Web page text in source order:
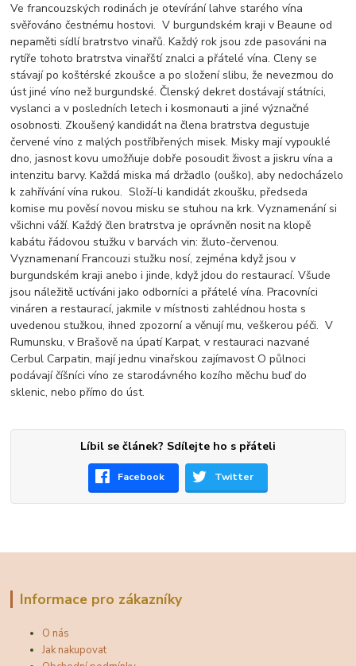
Ve francouzských rodinách je otevírání lahve starého vína
svěřováno čestnému hostovi. V burgundském kraji v Beaune od
nepaměti sídlí bratrstvo vinařů. Každý rok jsou zde pasováni na
rytíře tohoto bratrstva vinařští znalci a přátelé vína. Cleny se
stávají po koštérské zkoušce a po složení slibu, že nevezmou do
úst jiné víno než burgundské. Členský dekret dostávají státníci,
vyslanci a v posledních letech i kosmonauti a jiné význačné
osobnosti. Zkoušený kandidát na člena bratrstva degustuje
červené víno z malých postříbřených misek. Misky mají vypouklé
dno, jasnost kovu umožňuje dobře posoudit živost a jiskru vína a
intenzitu barvy. Každá miska má držadlo (ouško), aby nedocházelo
k zahřívání vína rukou. Složí-li kandidát zkoušku, předseda
komise mu pověsí novou misku se stuhou na krk. Vyznamenání si
všichni váží. Každý člen bratrstva je oprávněn nosit na klopě
kabátu řádovou stužku v barvách vin: žluto-červenou.
Vyznamenaní Francouzi stužku nosí, zejména když jsou v
burgundském kraji anebo i jinde, když jdou do restaurací. Všude
jsou náležitě uctíváni jako odborníci a přátelé vína. Pracovníci
vináren a restaurací, jakmile v místnosti zahlédnou hosta s
uvedenou stužkou, ihned zpozorní a věnují mu, veškerou péči. V
Rumunsku, v Brašově na úpatí Karpat, v restauraci nazvané
Cerbul Carpatin, mají jednu vinařskou zajímavost O půlnoci
podávají číšníci víno ze starodávného kozího měchu buď do
sklenic, nebo přímo do úst.
Líbil se článek? Sdílejte ho s přáteli
Facebook Twitter
Informace pro zákazníky
O nás
Jak nakupovat